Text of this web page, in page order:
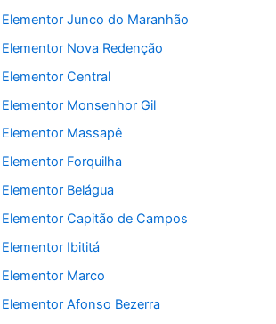
Junco do Maranhão
Nova Redenção
Central
Monsenhor Gil
Massapê
Forquilha
Belágua
Capitão de Campos
Ibititá
Marco
Afonso Bezerra